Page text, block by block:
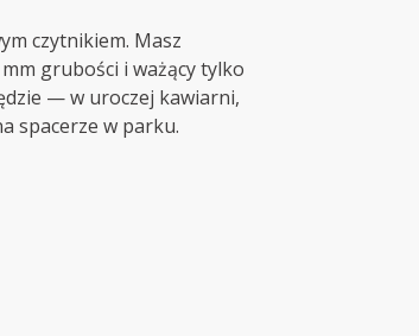
czytnikiem. Masz
grubości i ważący tylko
— w uroczej kawiarni,
spacerze w parku.